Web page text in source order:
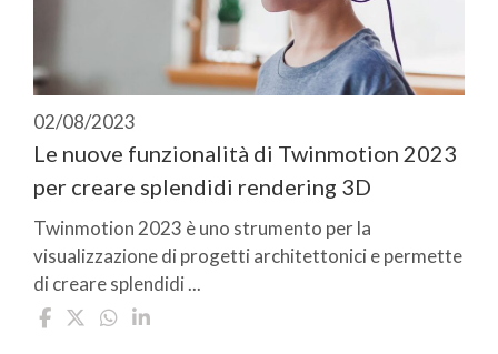
02/08/2023
Le nuove funzionalità di Twinmotion 2023
per creare splendidi rendering 3D
Twinmotion 2023 è uno strumento per la
visualizzazione di progetti architettonici e permette
di creare splendidi ...